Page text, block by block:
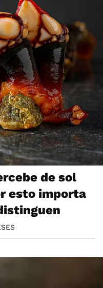
de sol
esto importa